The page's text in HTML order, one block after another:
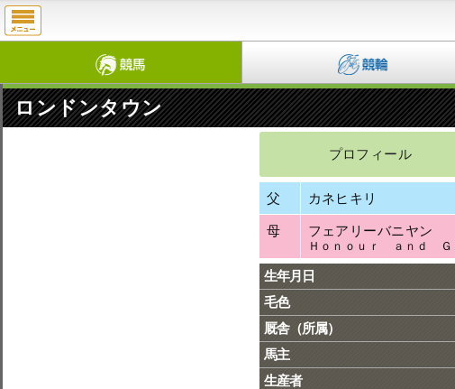
ロンドンタウン
プロフィール
父 カネヒキリ
母 フェアリーバニヤン
Ｈｏｎｏｕｒ ａｎｄ Ｇ
生年月日
毛色
厩舎（所属）
馬主
生産者